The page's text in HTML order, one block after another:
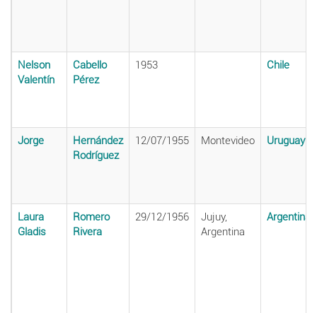
Nelson
Valentín
Cabello
Pérez
1953 Chile
Jorge
Hernández
Rodríguez
12/07/1955 Montevideo Uruguay
Laura
Gladis
Romero
Rivera
29/12/1956
Jujuy,
Argentina
Argentina